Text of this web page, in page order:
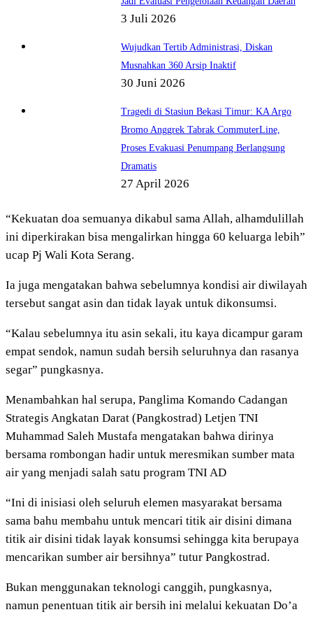
3 Juli 2026
Wujudkan Tertib Administrasi, Diskan
Musnahkan 360 Arsip Inaktif
30 Juni 2026
Tragedi di Stasiun Bekasi Timur: KA Argo
Bromo Anggrek Tabrak CommuterLine,
Proses Evakuasi Penumpang Berlangsung
Dramatis
27 April 2026
“Kekuatan doa semuanya dikabul sama Allah, alhamdulillah
ini diperkirakan bisa mengalirkan hingga 60 keluarga lebih”
ucap Pj Wali Kota Serang.
Ia juga mengatakan bahwa sebelumnya kondisi air diwilayah
tersebut sangat asin dan tidak layak untuk dikonsumsi.
“Kalau sebelumnya itu asin sekali, itu kaya dicampur garam
empat sendok, namun sudah bersih seluruhnya dan rasanya
segar” pungkasnya.
Menambahkan hal serupa, Panglima Komando Cadangan
Strategis Angkatan Darat (Pangkostrad) Letjen TNI
Muhammad Saleh Mustafa mengatakan bahwa dirinya
bersama rombongan hadir untuk meresmikan sumber mata
air yang menjadi salah satu program TNI AD
“Ini di inisiasi oleh seluruh elemen masyarakat bersama
sama bahu membahu untuk mencari titik air disini dimana
titik air disini tidak layak konsumsi sehingga kita berupaya
mencarikan sumber air bersihnya” tutur Pangkostrad.
Bukan menggunakan teknologi canggih, pungkasnya,
namun penentuan titik air bersih ini melalui kekuatan Do’a